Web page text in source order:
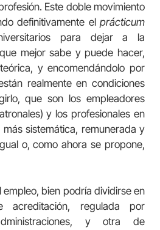
Este doble movimiento
definitivamente el prácticum
para dejar a la
mejor sabe y puede hacer,
y encomendándolo por
realmente en condiciones
que son los empleadores
y los profesionales en
sistemática, remunerada y
o, como ahora se propone,
empleo, bien podría dividirse en
regulada por
y otra de